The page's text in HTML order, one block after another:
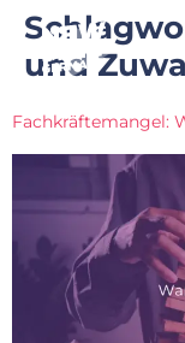
und
Fachkräftemangel: